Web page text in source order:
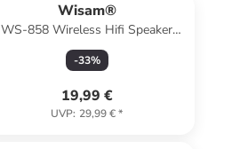
Wisam®
WS-858 Wireless Hifi Speaker
Bluetooth Karaoke Mikrofon
Schwarz
-33%
19,99 €
UVP: 29,99 €*